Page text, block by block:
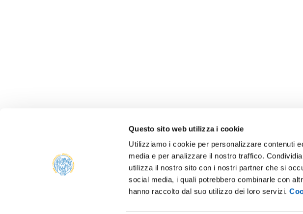
Questo sito web utilizza i cookie
Utilizziamo i cookie per personalizzare contenuti
media e per analizzare il nostro traffico.
utilizza il nostro sito con i nostri partner che si
social media, i quali potrebbero combinarle con
hanno raccolto dal suo utilizzo dei loro servizi.
ALUMNI E AMICI
PARMA